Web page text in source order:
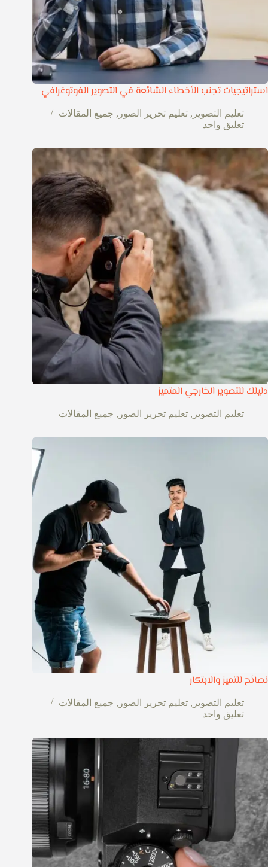
استراتيجيات تجنب الأخطاء الشائعة في التصوير الفوتوغرافي
تعليم التصوير , تعليم تحرير الصور , جميع المقالات
تعليق واحد
دليلك للتصوير الخارجي المتميز
تعليم التصوير , تعليم تحرير الصور , جميع المقالات
نصائح للتميز والابتكار
تعليم التصوير , تعليم تحرير الصور , جميع المقالات
تعليق واحد